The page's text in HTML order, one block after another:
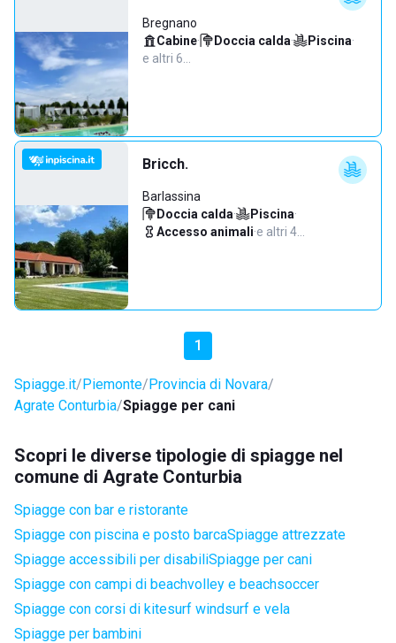
Bregnano
Cabine· Doccia calda· Piscina·
e altri 6…
Bricch.
Barlassina
Doccia calda· Piscina·
Accesso animali·e altri 4…
1
Spiagge.it Piemonte Provincia di Novara
Agrate Conturbia Spiagge per cani
Scopri le diverse tipologie di spiagge nel
comune di Agrate Conturbia
Spiagge con bar e ristorante
Spiagge con piscina e posto barcaSpiagge attrezzate
Spiagge accessibili per disabiliSpiagge per cani
Spiagge con campi di beachvolley e beachsoccer
Spiagge con corsi di kitesurf windsurf e vela
Spiagge per bambini